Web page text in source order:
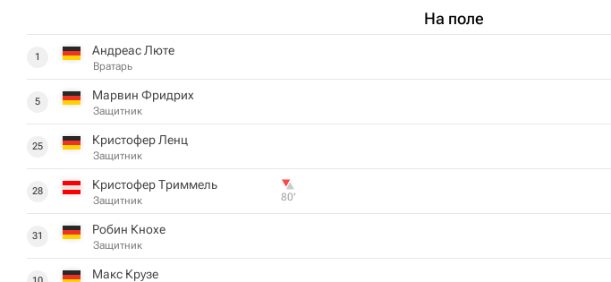
На поле
1 Андреас Люте
Вратарь
5 Марвин Фридрих
Защитник
25 Кристофер Ленц
Защитник
28 Кристофер Триммель
Защитник 80‎’‎
31 Робин Кнохе
Защитник
Макс Крузе